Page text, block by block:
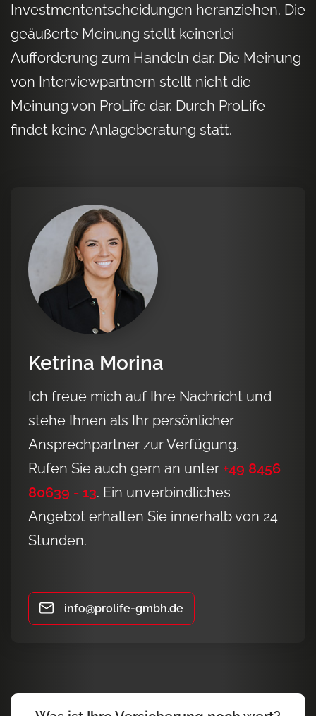
Investmententscheidungen heranziehen. Die
geäußerte Meinung stellt keinerlei
Aufforderung zum Handeln dar. Die Meinung
von Interviewpartnern stellt nicht die
Meinung von ProLife dar. Durch ProLife
findet keine Anlageberatung statt.
Ketrina Morina
Ich freue mich auf Ihre Nachricht und
stehe Ihnen als Ihr persönlicher
Ansprechpartner zur Verfügung.
Rufen Sie auch gern an unter +49 8456
80639 - 13. Ein unverbindliches
Angebot erhalten Sie innerhalb von 24
Stunden.
info@prolife-gmbh.de